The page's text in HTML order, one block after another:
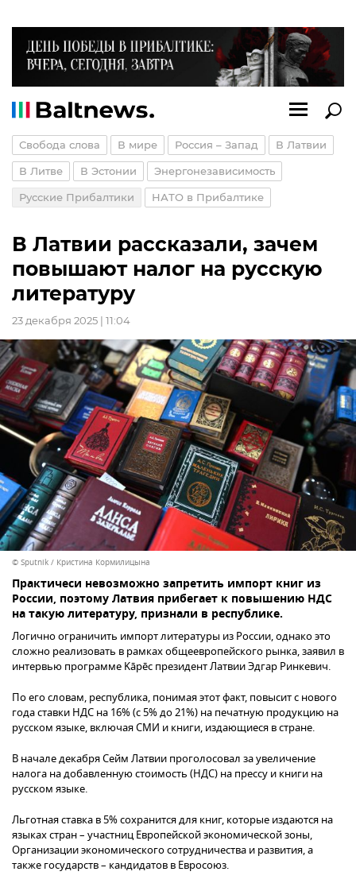
Свобода слова В мире Россия – Запад В Латвии
В Литве В Эстонии Энергонезависимость
Русские Прибалтики НАТО в Прибалтике
В Латвии рассказали, зачем
повышают налог на русскую
литературу
23 декабря 2025 | 11:04
© Sputnik / Кристина Кормилицына
Практичеси невозможно запретить импорт книг из
России, поэтому Латвия прибегает к повышению НДС
на такую литературу, признали в республике.
Логично ограничить импорт литературы из России, однако это
сложно реализовать в рамках общеевропейского рынка, заявил в
интервью программе Kāpēc президент Латвии Эдгар Ринкевич.
По его словам, республика, понимая этот факт, повысит с нового
года ставки НДС на 16% (с 5% до 21%) на печатную продукцию на
русском языке, включая СМИ и книги, издающиеся в стране.
В начале декабря Сейм Латвии проголосовал за увеличение
налога на добавленную стоимость (НДС) на прессу и книги на
русском языке.
Льготная ставка в 5% сохранится для книг, которые издаются на
языках стран – участниц Европейской экономической зоны,
Организации экономического сотрудничества и развития, а
также государств – кандидатов в Евросоюз.